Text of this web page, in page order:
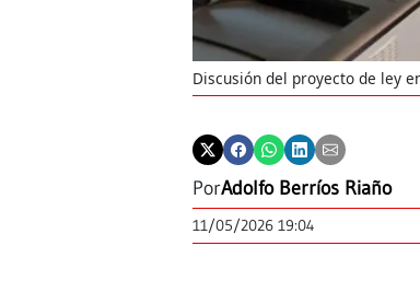
Discusión del proyecto de ley
PorAdolfo Berríos Riaño
11/05/2026 19:04